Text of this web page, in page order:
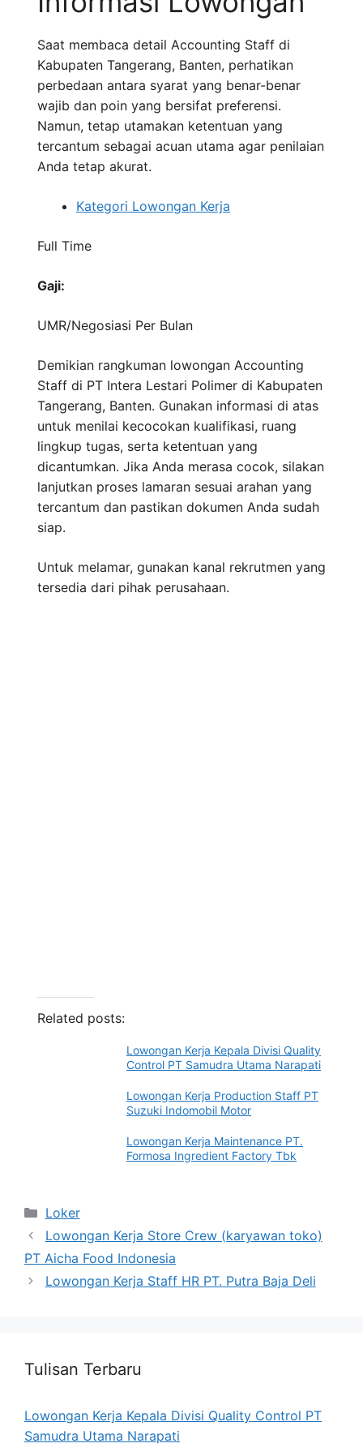
Saat membaca detail Accounting Staff di
Kabupaten Tangerang, Banten, perhatikan
perbedaan antara syarat yang benar-benar
wajib dan poin yang bersifat preferensi.
Namun, tetap utamakan ketentuan yang
tercantum sebagai acuan utama agar penilaian
Anda tetap akurat.
Kategori Lowongan Kerja
Full Time
Gaji:
UMR/Negosiasi Per Bulan
Demikian rangkuman lowongan Accounting
Staff di PT Intera Lestari Polimer di Kabupaten
Tangerang, Banten. Gunakan informasi di atas
untuk menilai kecocokan kualifikasi, ruang
lingkup tugas, serta ketentuan yang
dicantumkan. Jika Anda merasa cocok, silakan
lanjutkan proses lamaran sesuai arahan yang
tercantum dan pastikan dokumen Anda sudah
siap.
Untuk melamar, gunakan kanal rekrutmen yang
tersedia dari pihak perusahaan.
Related posts:
Lowongan Kerja Kepala Divisi Quality
Control PT Samudra Utama Narapati
Lowongan Kerja Production Staff PT
Suzuki Indomobil Motor
Lowongan Kerja Maintenance PT.
Formosa Ingredient Factory Tbk
Categories
Loker
Lowongan Kerja Store Crew (karyawan toko)
PT Aicha Food Indonesia
Lowongan Kerja Staff HR PT. Putra Baja Deli
Tulisan Terbaru
Lowongan Kerja Kepala Divisi Quality Control PT
Samudra Utama Narapati